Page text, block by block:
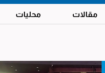
مقالات محليات